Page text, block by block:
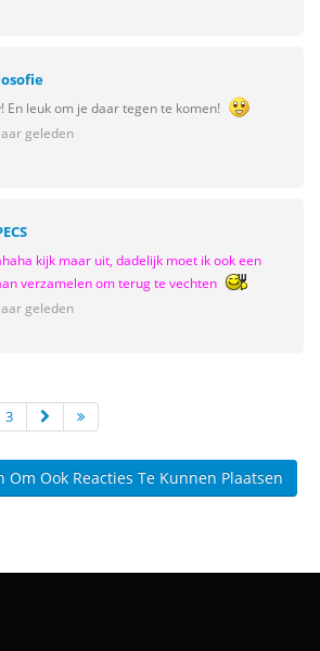
En leuk om je daar tegen te komen!
geleden
kijk maar uit, dadelijk moet ik ook een
verzamelen om terug te vechten
geleden
3
Om Ook Reacties Te Kunnen Plaatsen